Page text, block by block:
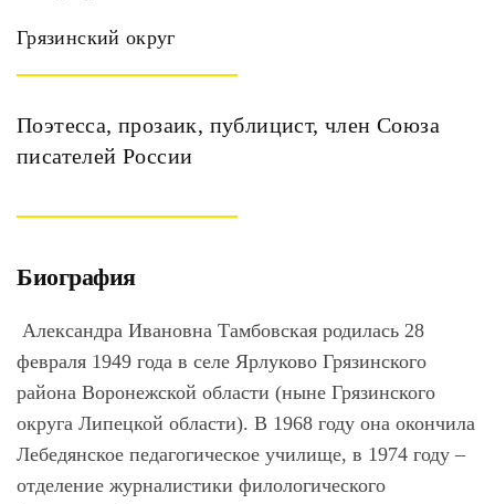
Поэтесса, прозаик, публицист, член Союза
писателей России
Биография
Александра Ивановна Тамбовская родилась 28
февраля 1949 года в селе Ярлуково Грязинского
района Воронежской области (ныне Грязинского
округа Липецкой области). В 1968 году она окончила
Лебедянское педагогическое училище, в 1974 году –
отделение журналистики филологического
Грязинский округ